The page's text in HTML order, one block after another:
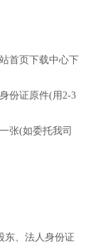
首页下载中心下
份证原件(用2-3
张(如委托我司
、法人身份证